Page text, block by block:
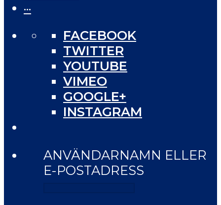
···
FACEBOOK
TWITTER
YOUTUBE
VIMEO
GOOGLE+
INSTAGRAM
ANVÄNDARNAMN ELLER
E-POSTADRESS